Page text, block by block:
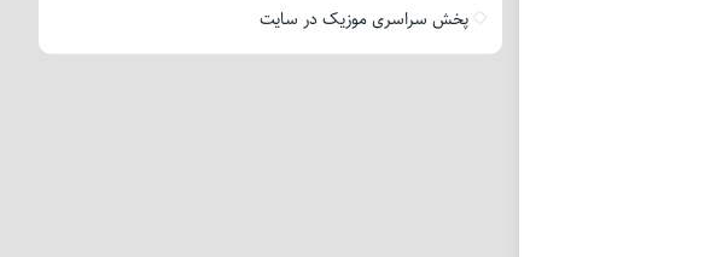
پخش سراسری موزیک در سایت